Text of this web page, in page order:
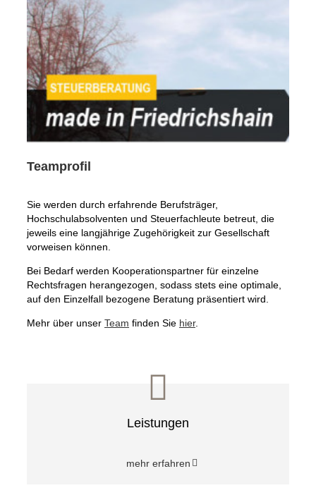
Teamprofil
Sie werden durch erfahrende Berufsträger,
Hochschulabsolventen und Steuerfachleute betreut, die
jeweils eine langjährige Zugehörigkeit zur Gesellschaft
vorweisen können.
Bei Bedarf werden Kooperationspartner für einzelne
Rechtsfragen herangezogen, sodass stets eine optimale,
auf den Einzelfall bezogene Beratung präsentiert wird.
Mehr über unser Team finden Sie hier.
Leistungen
mehr erfahren